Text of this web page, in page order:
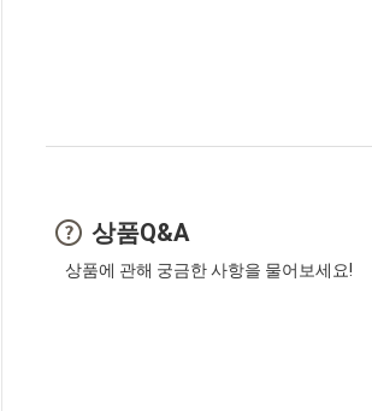
상품Q&A
상품에 관해 궁금한 사항을 물어보세요!